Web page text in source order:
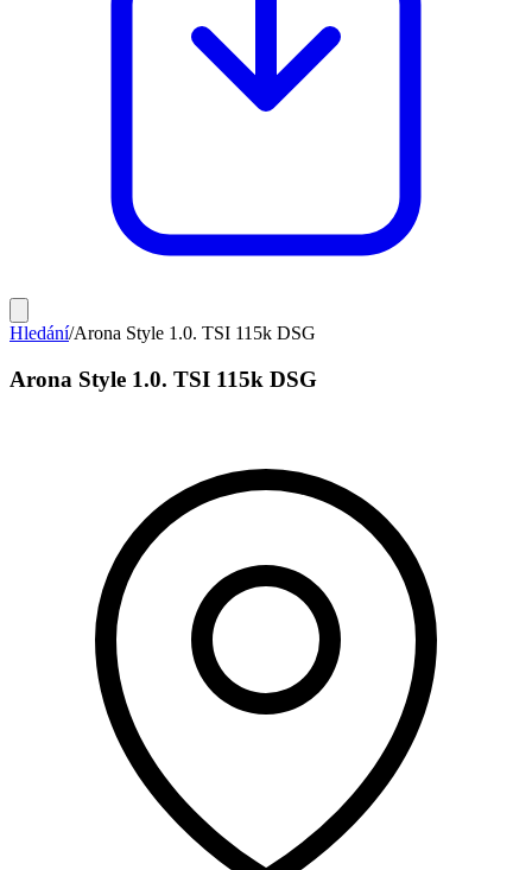
Hledání/Arona Style 1.0. TSI 115k DSG
Arona Style 1.0. TSI 115k DSG